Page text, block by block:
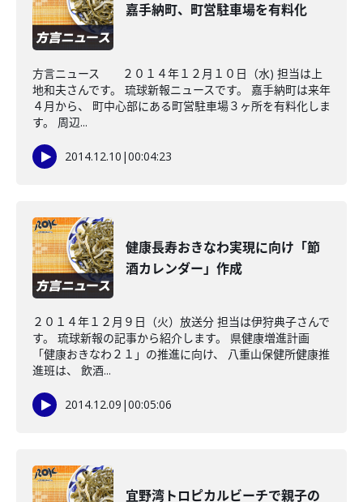
嘉手納町、町営駐車場を有料化
方言ニュース ２０１４年１２月１０日（水) 担当は上
地和夫さんです。 琉球新報ニュースです。 嘉手納町は来年
４月から、 町中心部にある町営駐車場３ヶ所を有料化しま
す。 周辺...
2014.12.10 |00:04:23
健康長寿おきなわ実現に向け「節
酒カレンダー」作成
２０１４年１２月９日（火）放送分 担当は伊狩典子さんで
す。 琉球新報の記事から紹介します。 県健康増進計画
「健康おきなわ２１」の推進に向け、 八重山保健所健康推
進班は、 飲酒...
2014.12.09 |00:05:06
宜野湾トロピカルビーチで親子の